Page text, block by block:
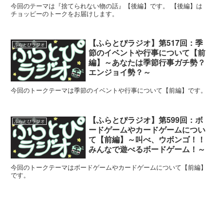
今回のテーマは『捨てられない物の話』【後編】です。 【後編】は
チョッピーのトークをお届けします。
ふらとぴラジオ
【ふらとぴラジオ】第517回：季
節のイベントや行事について【前
編】～あなたは季節行事ガチ勢？
エンジョイ勢？～
今回のトークテーマは季節のイベントや行事について【前編】です。
ふらとぴラジオ
【ふらとぴラジオ】第599回：ボ
ードゲームやカードゲームについ
て【前編】～叫べ、ウボンゴ！！
みんなで遊べるボードゲーム！～
今回のトークテーマはボードゲームやカードゲームについて【前編】
です。